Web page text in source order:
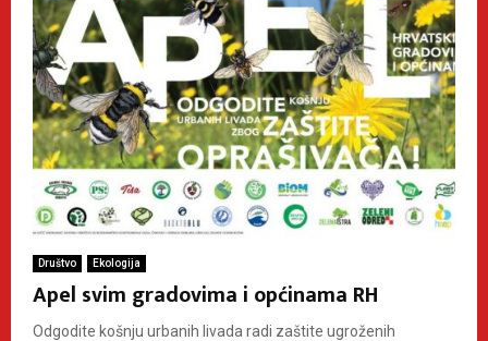
Društvo Ekologija
Apel svim gradovima i općinama RH
Odgodite košnju urbanih livada radi zaštite ugroženih